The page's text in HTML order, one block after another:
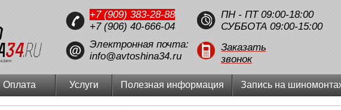
+7 (909) 383-28-88
+7 (906) 40-666-04
Электронная почта:
info@avtoshina34.ru
ПН - ПТ 09:00-18:00
СУББОТА 09:00-15:00
Заказать
звонок
Оплата Услуги Полезная информация Запись на